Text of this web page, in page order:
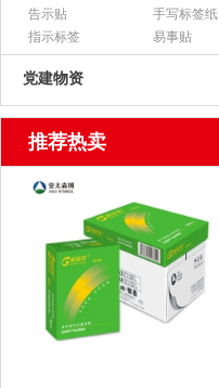
告示贴
手写标签纸
指示标签
易事贴
党建物资
推荐热卖